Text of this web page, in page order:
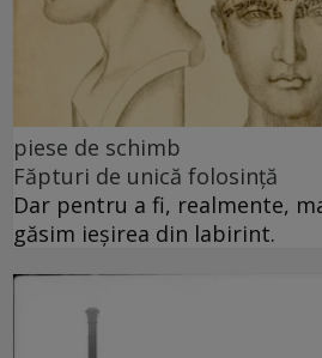
piese de schimb
Făpturi de unică folosință
Dar pentru a fi, realmente,
găsim ieșirea din labirint.